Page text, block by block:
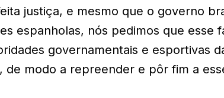
justiça, e mesmo que o governo
espanholas, nós pedimos que esse
governamentais e esportivas
de modo a repreender e pôr fim a